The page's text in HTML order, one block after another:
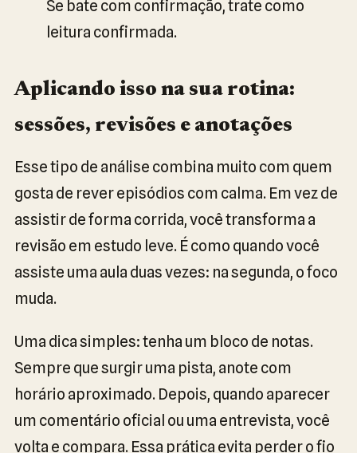
Se bate com confirmação, trate como
leitura confirmada.
Aplicando isso na sua rotina:
sessões, revisões e anotações
Esse tipo de análise combina muito com quem
gosta de rever episódios com calma. Em vez de
assistir de forma corrida, você transforma a
revisão em estudo leve. É como quando você
assiste uma aula duas vezes: na segunda, o foco
muda.
Uma dica simples: tenha um bloco de notas.
Sempre que surgir uma pista, anote com
horário aproximado. Depois, quando aparecer
um comentário oficial ou uma entrevista, você
volta e compara. Essa prática evita perder o fio